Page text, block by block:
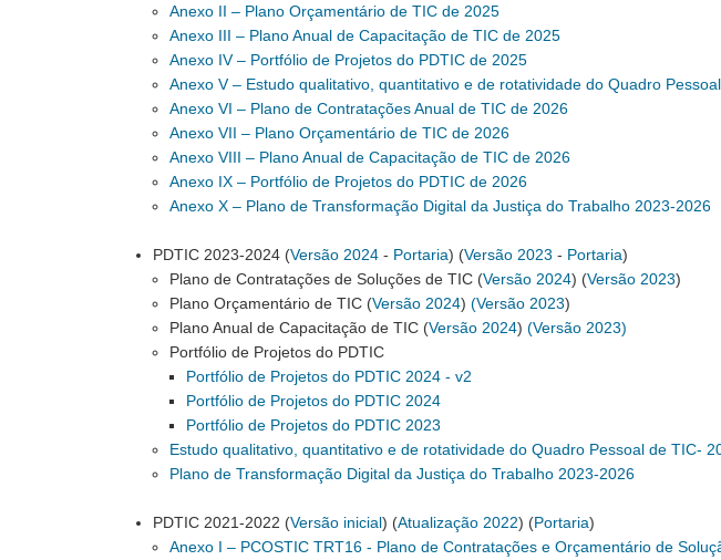
Anexo II – Plano Orçamentário de TIC de 2025
Anexo III – Plano Anual de Capacitação de TIC de 2025
Anexo IV – Portfólio de Projetos do PDTIC de 2025
Anexo V – Estudo qualitativo, quantitativo e de rotatividade do Quadro
Anexo VI – Plano de Contratações Anual de TIC de 2026
Anexo VII – Plano Orçamentário de TIC de 2026
Anexo VIII – Plano Anual de Capacitação de TIC de 2026
Anexo IX – Portfólio de Projetos do PDTIC de 2026
Anexo X – Plano de Transformação Digital da Justiça do Trabalho 2023-2026
PDTIC 2023-2024 (Versão 2024- Portaria) (Versão 2023 - Portaria)
Plano de Contratações de Soluções de TIC (Versão 2024) (Versão 2023)
Plano Orçamentário de TIC (Versão 2024) (Versão 2023)
Plano Anual de Capacitação de TIC (Versão 2024) (Versão 2023)
Portfólio de Projetos do PDTIC
Portfólio de Projetos do PDTIC 2024 - v2
Portfólio de Projetos do PDTIC 2024
Portfólio de Projetos do PDTIC 2023
Estudo qualitativo, quantitativo e de rotatividade do Quadro Pessoal de TIC-
Plano de Transformação Digital da Justiça do Trabalho 2023-2026
PDTIC 2021-2022 (Versão inicial) (Atualização 2022) (Portaria)
Anexo I – PCOSTIC TRT16 - Plano de Contratações e Orçamentário de